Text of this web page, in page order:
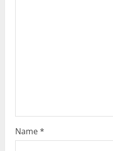
g
Name*